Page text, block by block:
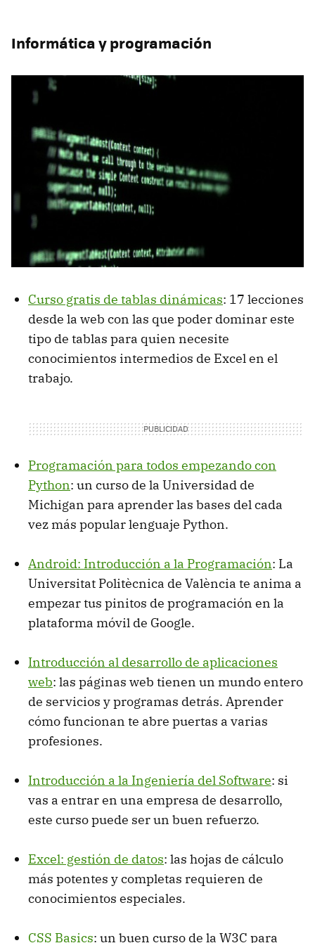
Informática y programación
Curso gratis de tablas dinámicas: 17 lecciones
desde la web con las que poder dominar este
tipo de tablas para quien necesite
conocimientos intermedios de Excel en el
trabajo.
Programación para todos empezando con
Python: un curso de la Universidad de
Michigan para aprender las bases del cada
vez más popular lenguaje Python.
Android: Introducción a la Programación: La
Universitat Politècnica de València te anima a
empezar tus pinitos de programación en la
plataforma móvil de Google.
Introducción al desarrollo de aplicaciones
web: las páginas web tienen un mundo entero
de servicios y programas detrás. Aprender
cómo funcionan te abre puertas a varias
profesiones.
Introducción a la Ingeniería del Software: si
vas a entrar en una empresa de desarrollo,
este curso puede ser un buen refuerzo.
Excel: gestión de datos: las hojas de cálculo
más potentes y completas requieren de
conocimientos especiales.
CSS Basics: un buen curso de la W3C para